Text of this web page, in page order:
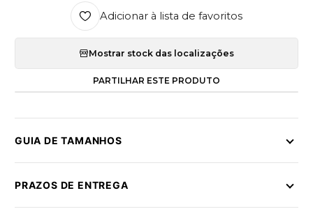
Adicionar à lista de favoritos
Mostrar stock das localizações
PARTILHAR ESTE PRODUTO
GUIA DE TAMANHOS
PRAZOS DE ENTREGA